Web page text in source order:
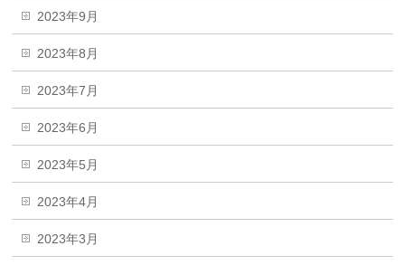
2023年9月
2023年8月
2023年7月
2023年6月
2023年5月
2023年4月
2023年3月